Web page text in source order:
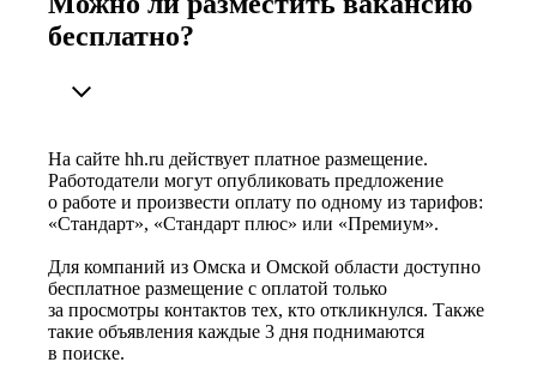
бесплатно?
На сайте hh.ru действует платное размещение.
Работодатели могут опубликовать предложение
о работе и произвести оплату по одному из тарифов:
«Стандарт», «Стандарт плюс» или «Премиум».
Для компаний из Омска и Омской области доступно
бесплатное размещение с оплатой только
за просмотры контактов тех, кто откликнулся. Также
такие объявления каждые 3 дня поднимаются
в поиске.